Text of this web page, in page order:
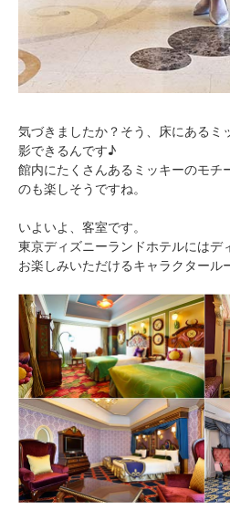
気づきましたか？そう、床にあるミ
影できるんです♪
館内にたくさんあるミッキーのモチ
のも楽しそうですね。
いよいよ、客室です。
東京ディズニーランドホテルにはデ
お楽しみいただけるキャラクタール